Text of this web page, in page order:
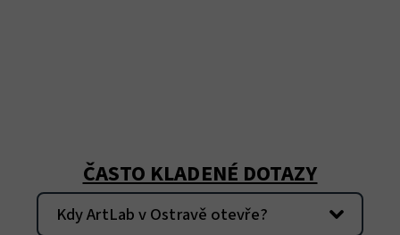
ČASTO KLADENÉ DOTAZY
Kdy ArtLab v Ostravě otevře?